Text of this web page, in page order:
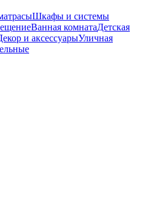
Шкафы и системы
Ванная комнатаДетская
и аксессуарыУличная